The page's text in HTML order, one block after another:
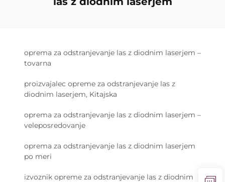
oprema za odstranjevanje las z diodnim laserjem –
tovarna
proizvajalec opreme za odstranjevanje las z
diodnim laserjem, Kitajska
oprema za odstranjevanje las z diodnim laserjem –
veleposredovanje
oprema za odstranjevanje las z diodnim laserjem
po meri
izvoznik opreme za odstranjevanje las z diodnim